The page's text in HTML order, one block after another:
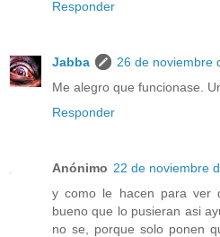
Responder
Jabba
26 de noviembre
Me alegro que funcionase.
Responder
Anónimo 22 de noviembre
y como le hacen para ver
bueno que lo pusieran asi
no se, porque solo ponen